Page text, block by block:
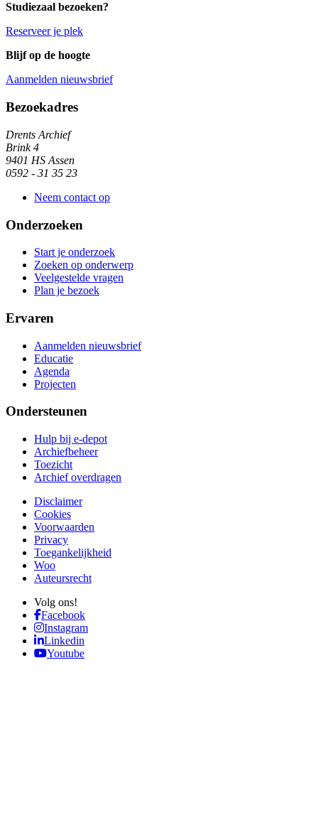
Studiezaal bezoeken?
Reserveer je plek
Blijf op de hoogte
Aanmelden nieuwsbrief
Algemene informatie
Bezoekadres
Drents Archief
Brink 4
9401 HS Assen
0592 - 31 35 23
Neem contact op
Onderzoeken
Start je onderzoek
Zoeken op onderwerp
Veelgestelde vragen
Plan je bezoek
Ervaren
Aanmelden nieuwsbrief
Educatie
Agenda
Projecten
Ondersteunen
Hulp bij e-depot
Archiefbeheer
Toezicht
Archief overdragen
Disclaimer
Cookies
Voorwaarden
Privacy
Toegankelijkheid
Woo
Auteursrecht
Volg ons!
Facebook
Instagram
Linkedin
Youtube